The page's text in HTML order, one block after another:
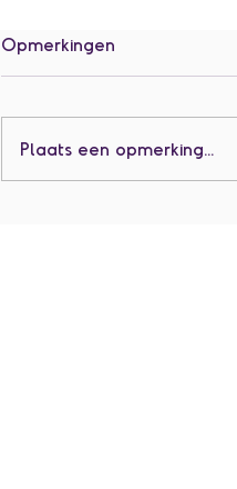
Opmerkingen
Plaats een opmerking...